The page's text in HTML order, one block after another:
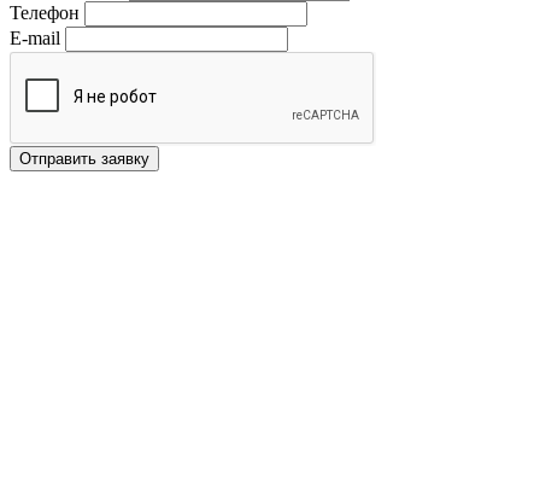
Телефон
E-mail